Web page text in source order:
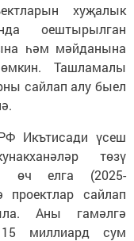
хуҗалык
оештырылган
һәм мәйданына
Ташламалы
сайлап алу быел
Икътисади үсеш
төзү
өч елга (2025-
проектлар сайлап
Аны гамәлгә
миллиард сум